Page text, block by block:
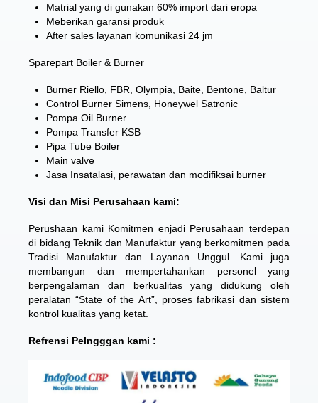
Matrial yang di gunakan 60% import dari eropa
Meberikan garansi produk
After sales layanan komunikasi 24 jm
Sparepart Boiler & Burner
Burner Riello, FBR, Olympia, Baite, Bentone, Baltur
Control Burner Simens, Honeywel Satronic
Pompa Oil Burner
Pompa Transfer KSB
Pipa Tube Boiler
Main valve
Jasa Insatalasi, perawatan dan modifiksai burner
Visi dan Misi Perusahaan kami:
Perushaan kami Komitmen enjadi Perusahaan terdepan
di bidang Teknik dan Manufaktur yang berkomitmen pada
Tradisi Manufaktur dan Layanan Unggul. Kami juga
membangun dan mempertahankan personel yang
berpengalaman dan berkualitas yang didukung oleh
peralatan “State of the Art”, proses fabrikasi dan sistem
kontrol kualitas yang ketat.
Refrensi Pelngggan kami :